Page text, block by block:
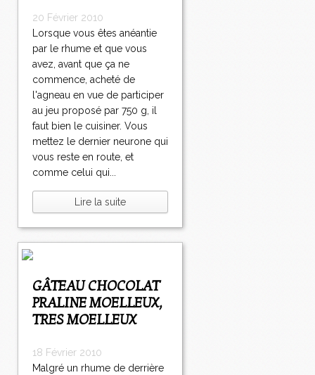
20 Février 2010
Lorsque vous êtes anéantie
par le rhume et que vous
avez, avant que ça ne
commence, acheté de
l'agneau en vue de participer
au jeu proposé par 750 g, il
faut bien le cuisiner. Vous
mettez le dernier neurone qui
vous reste en route, et
comme celui qui...
Lire la suite
GÂTEAU CHOCOLAT
PRALINE MOELLEUX,
TRES MOELLEUX
18 Février 2010
Malgré un rhume de derrière